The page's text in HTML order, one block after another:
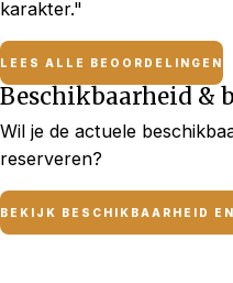
karakter."
LEES ALLE BEOORDELINGEN
Beschikbaarheid &
Wil je de actuele
reserveren?
BEKIJK BESCHIKBAARHEID